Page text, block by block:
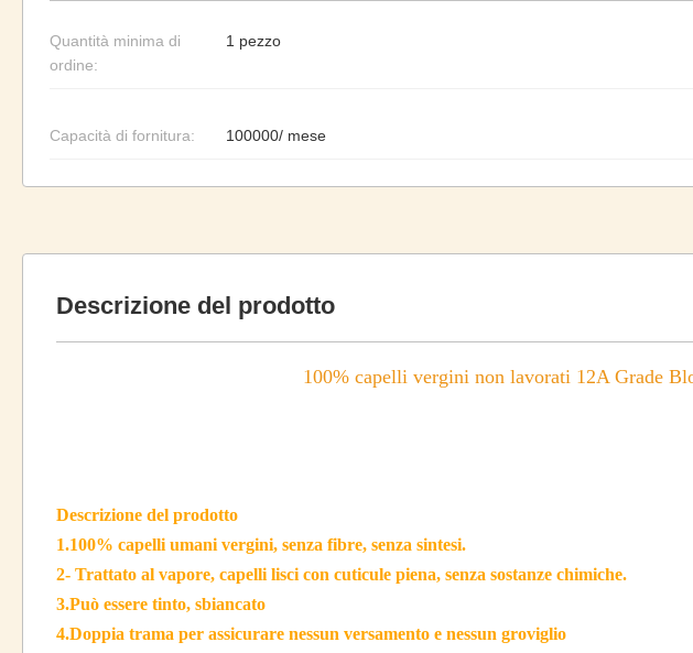
Quantità minima di
ordine:
1 pezzo
Capacità di fornitura: 100000/ mese
Descrizione del prodotto
100% capelli vergini non lavorati 12A Grade
Descrizione del prodotto
1.100% capelli umani vergini, senza fibre, senza sintesi.
2- Trattato al vapore, capelli lisci con cuticule piena, senza sostanze chimiche.
3.Può essere tinto, sbiancato
4.Doppia trama per assicurare nessun versamento e nessun groviglio